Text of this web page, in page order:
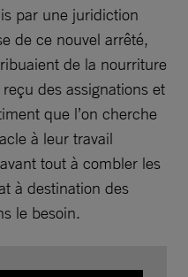
par une juridiction
de ce nouvel arrêté,
de la nourriture
des assignations et
que l’on cherche
à leur travail
tout à combler les
à destination des
le besoin.